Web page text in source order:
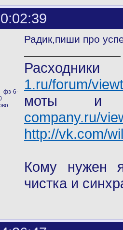
6-
Радик,пиши про
1.ru/forum/
company.ru/
http://vk.com/
Кому нужен
чистка и